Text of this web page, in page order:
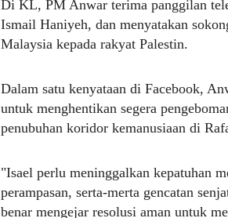
Di KL, PM Anwar terima panggilan
Ismail Haniyeh, dan menyatakan
Malaysia kepada rakyat Palestin.
Dalam satu kenyataan di Facebook,
untuk menghentikan segera
penubuhan koridor kemanusiaan di
"Isael perlu meninggalkan kepatuhan
perampasan, serta-merta gencatan
benar mengejar resolusi aman untuk